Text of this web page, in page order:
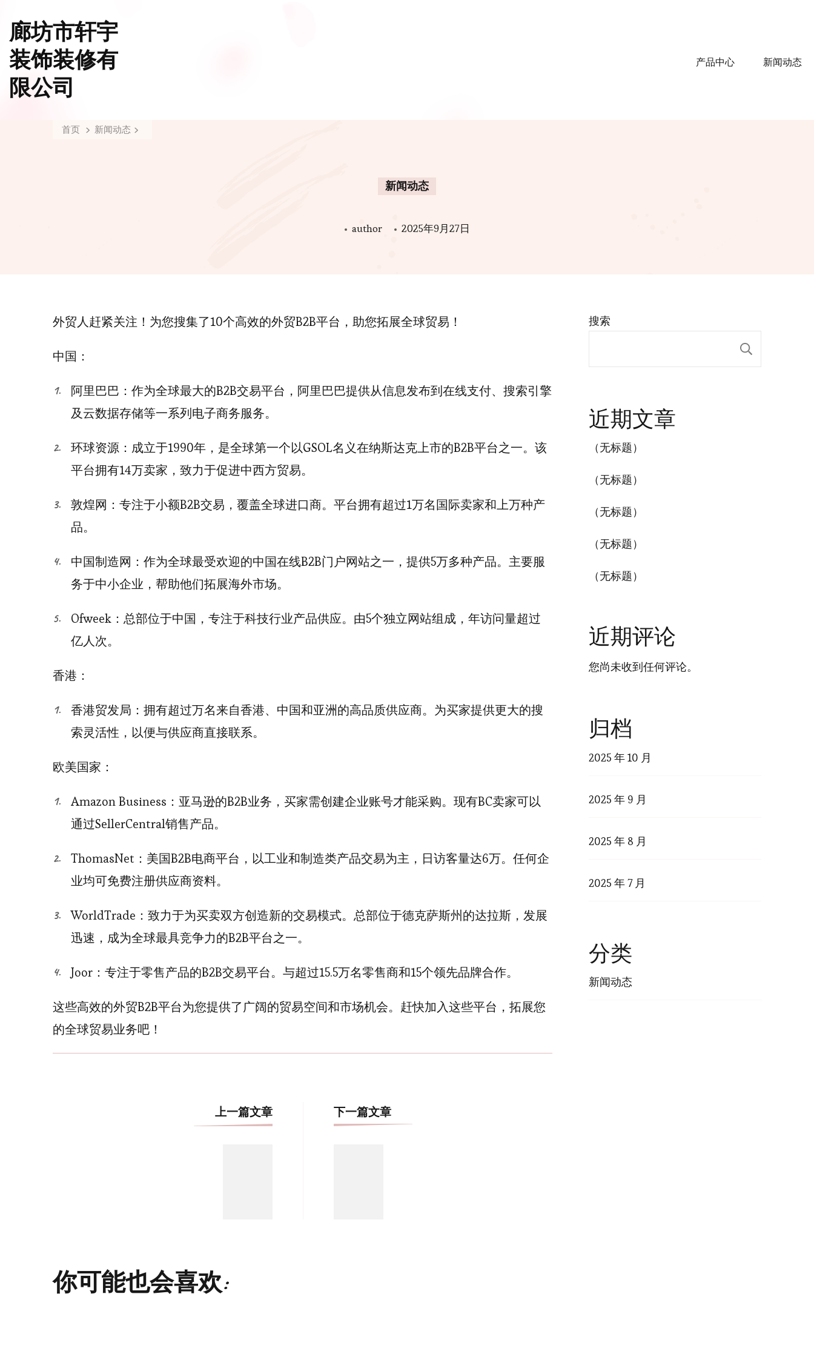
产品中心 新闻动态
廊坊市轩宇
装饰装修有
限公司
首页 新闻动态
新闻动态
author 2025年9月27日
外贸人赶紧关注！为您搜集了10个高效的外贸B2B平台，助您拓展全球贸易！
中国：
阿里巴巴：作为全球最大的B2B交易平台，阿里巴巴提供从信息发布到在线支付、搜索引擎
及云数据存储等一系列电子商务服务。
环球资源：成立于1990年，是全球第一个以GSOL名义在纳斯达克上市的B2B平台之一。该
平台拥有14万卖家，致力于促进中西方贸易。
敦煌网：专注于小额B2B交易，覆盖全球进口商。平台拥有超过1万名国际卖家和上万种产
品。
中国制造网：作为全球最受欢迎的中国在线B2B门户网站之一，提供5万多种产品。主要服
务于中小企业，帮助他们拓展海外市场。
Ofweek：总部位于中国，专注于科技行业产品供应。由5个独立网站组成，年访问量超过
亿人次。
香港：
香港贸发局：拥有超过万名来自香港、中国和亚洲的高品质供应商。为买家提供更大的搜
索灵活性，以便与供应商直接联系。
欧美国家：
Amazon Business：亚马逊的B2B业务，买家需创建企业账号才能采购。现有BC卖家可以
通过SellerCentral销售产品。
ThomasNet：美国B2B电商平台，以工业和制造类产品交易为主，日访客量达6万。任何企
业均可免费注册供应商资料。
WorldTrade：致力于为买卖双方创造新的交易模式。总部位于德克萨斯州的达拉斯，发展
迅速，成为全球最具竞争力的B2B平台之一。
Joor：专注于零售产品的B2B交易平台。与超过15.5万名零售商和15个领先品牌合作。
这些高效的外贸B2B平台为您提供了广阔的贸易空间和市场机会。赶快加入这些平台，拓展您
的全球贸易业务吧！
上一篇文章 下一篇文章
你可能也会喜欢:
搜索
近期文章
（无标题）
（无标题）
（无标题）
（无标题）
（无标题）
近期评论
您尚未收到任何评论。
归档
2025 年 10 月
2025 年 9 月
2025 年 8 月
2025 年 7 月
分类
新闻动态